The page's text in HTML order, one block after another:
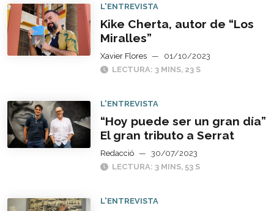
L'ENTREVISTA
Kike Cherta, autor de “Los
Miralles”
Xavier Flores —
01/10/2023
LECTURA: 3 MINS, 23 S
L'ENTREVISTA
“Hoy puede ser un gran día”
El gran tributo a Serrat
Redacció — 30/07/2023
LECTURA: 3 MINS, 53 S
L'ENTREVISTA